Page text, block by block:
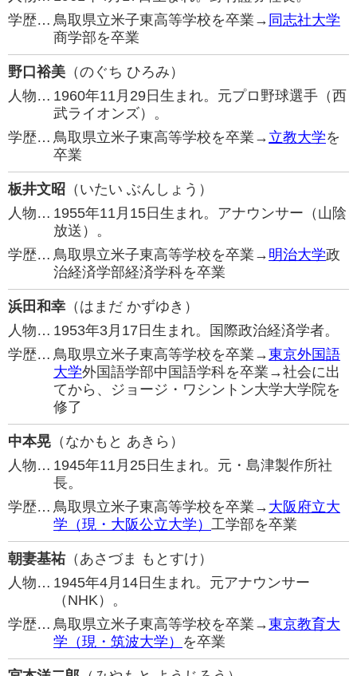
学歴… 鳥取県立米子東高等学校を卒業→ 同志社大学
商学部を卒業
野口裕美 （のぐち ひろみ）
人物… 1960年11月29日生まれ。元プロ野球選手（西
武ライオンズ）。
学歴… 鳥取県立米子東高等学校を卒業→ 立教大学を
卒業
板井文昭 （いたい ぶんしょう）
人物… 1955年11月15日生まれ。アナウンサー（山陰
放送）。
学歴… 鳥取県立米子東高等学校を卒業→ 明治大学政
治経済学部経済学科を卒業
浜田和幸 （はまだ かずゆき）
人物… 1953年3月17日生まれ。国際政治経済学者。
学歴… 鳥取県立米子東高等学校を卒業→東京外国語
大学外国語学部中国語学科を卒業→社会に出
てから、ジョージ・ワシントン大学大学院を
修了
中本晃 （なかもと あきら）
人物… 1945年11月25日生まれ。元・島津製作所社
長。
学歴… 鳥取県立米子東高等学校を卒業→ 大阪府立大
学（現・大阪公立大学） 工学部を卒業
朝妻基祐（あさづま もとすけ）
人物… 1945年4月14日生まれ。元アナウンサー
（NHK）。
学歴… 鳥取県立米子東高等学校を卒業→東京教育大
学（現・筑波大学） を卒業